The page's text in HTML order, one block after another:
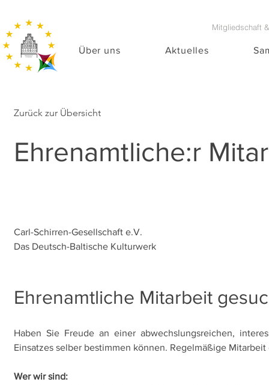
Über uns Aktuelles
Mitgliedschaft
Zurück zur Übersicht
Ehrenamtliche:r
Carl-Schirren-Gesellschaft e.V.
Das Deutsch-Baltische Kulturwerk
Ehrenamtliche Mitarbeit
Haben Sie Freude an einer abwechslungsreichen,
Einsatzes selber bestimmen können. Regelmäßige
Wer wir sind: